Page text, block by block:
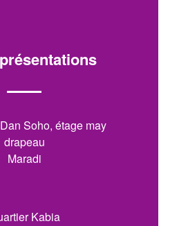
Soho, étage may
drapeau
Maradi
Kabia